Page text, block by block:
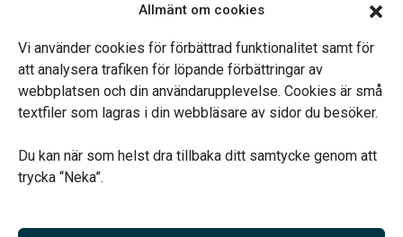
Allmänt om cookies
Vi använder cookies för förbättrad funktionalitet samt för
att analysera trafiken för löpande förbättringar av
webbplatsen och din användarupplevelse. Cookies är små
textfiler som lagras i din webbläsare av sidor du besöker.
Du kan när som helst dra tillbaka ditt samtycke genom att
trycka “Neka”.
Våra samarbetspartners
familjejuridiken – genom hela livet.